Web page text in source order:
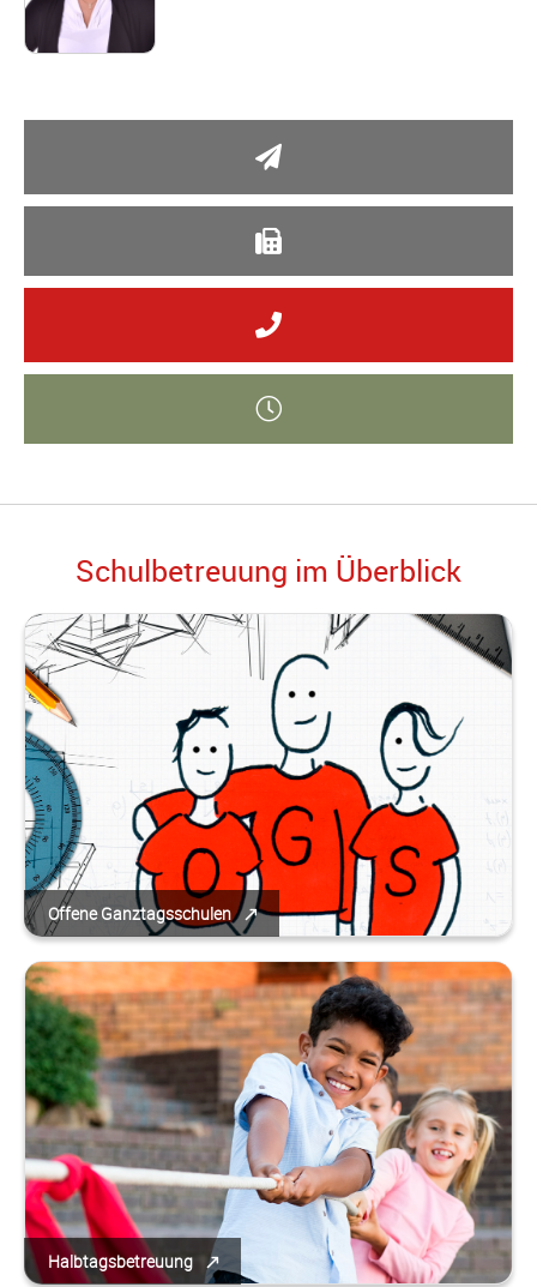
Schulbetreuung im Überblick
Offene Ganztagsschulen
Halbtagsbetreuung